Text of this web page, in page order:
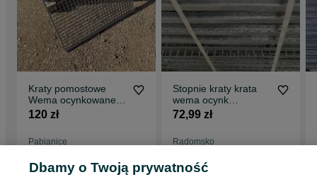
Kraty pomostowe
Wema ocynkowane
schody podest
120 zł
Pabianice
Stopnie kraty krata
wema ocynk
ocynkowane stal
1000x270mm
72,99 zł
Radomsko
Dbamy o Twoją prywatność